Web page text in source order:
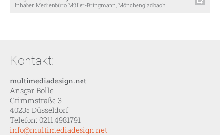
Inhaber Medienbüro Müller-Bringmann, Mönchengladbach
Kontakt:
multimediadesign.net
Ansgar Bolle
Grimmstraße 3
40235 Düsseldorf
Telefon: 0211.4981791
info@multimediadesign.net